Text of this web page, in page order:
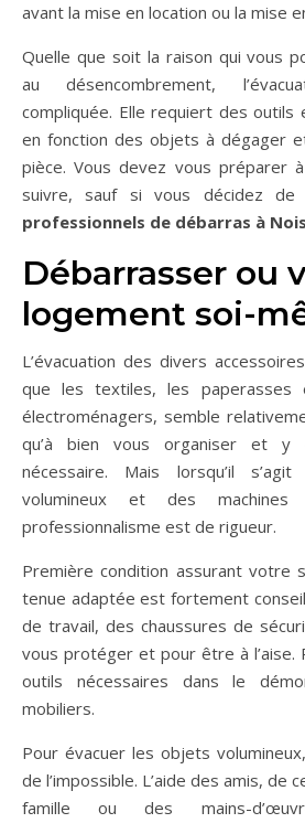
avant la mise en location ou la mise
Quelle que soit la raison qui vous
au désencombrement,
compliquée. Elle requiert des outils
en fonction des objets à dégager
pièce. Vous devez vous préparer
suivre, sauf si vous décidez de
professionnels de débarras à
Débarrasser ou
logement soi-
L’évacuation des divers
que les textiles, les paperasses
électroménagers, semble
qu’à bien vous organiser et y
nécessaire. Mais lorsqu’il
volumineux et des
professionnalisme est de rigueur.
Première condition assurant votre
tenue adaptée est fortement
de travail, des chaussures de
vous protéger et pour être à l’aise.
outils nécessaires dans le
mobiliers.
Pour évacuer les objets
de l’impossible. L’aide des amis, de
famille ou des mains-